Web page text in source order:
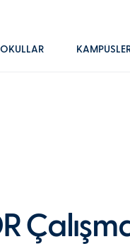
OKULLAR